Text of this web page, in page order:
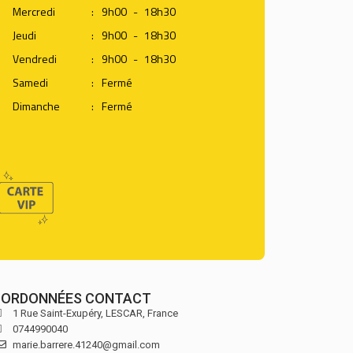
Mercredi : 9h00 - 18h30
Jeudi
: 9h00 - 18h30
Vendredi
: 9h00 - 18h30
Samedi
: Fermé
Dimanche
: Fermé
CONTACT
1 Rue Saint-Exupéry, LESCAR, France
0744990040
marie.barrere.41240@gmail.com